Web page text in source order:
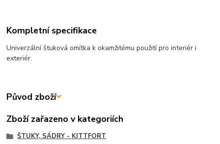
Kompletní specifikace
Univerzální štuková omítka k okamžitému použití pro interiér i
exteriér.
Původ zboží
Zboží zařazeno v kategoriích
ŠTUKY, SÁDRY - KITTFORT